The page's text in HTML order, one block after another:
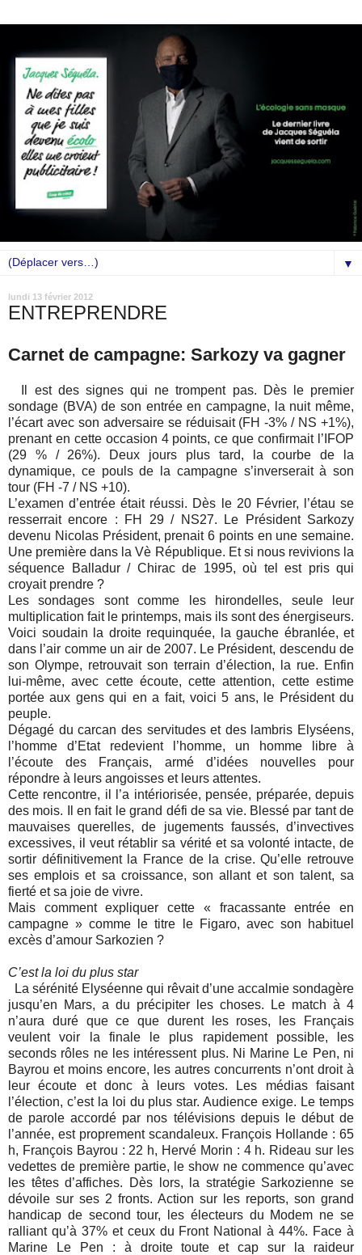
▼
lundi 13 février 2012
ENTREPRENDRE
Carnet de campagne: Sarkozy va gagner
Il est des signes qui ne trompent pas. Dès le premier
sondage (BVA) de son entrée en campagne, la nuit même,
l’écart avec son adversaire se réduisait (FH -3% / NS +1%),
prenant en cette occasion 4 points, ce que confirmait l’IFOP
(29 % / 26%). Deux jours plus tard, la courbe de la
dynamique, ce pouls de la campagne s’inverserait à son
tour (FH -7 / NS +10).
L’examen d’entrée était réussi. Dès le 20 Février, l’étau se
resserrait encore : FH 29 / NS27. Le Président Sarkozy
devenu Nicolas Président, prenait 6 points en une semaine.
Une première dans la Vè République. Et si nous revivions la
séquence Balladur / Chirac de 1995, où tel est pris qui
croyait prendre ?
Les sondages sont comme les hirondelles, seule leur
multiplication fait le printemps, mais ils sont des énergiseurs.
Voici soudain la droite requinquée, la gauche ébranlée, et
dans l’air comme un air de 2007. Le Président, descendu de
son Olympe, retrouvait son terrain d’élection, la rue. Enfin
lui-même, avec cette écoute, cette attention, cette estime
portée aux gens qui en a fait, voici 5 ans, le Président du
peuple.
Dégagé du carcan des servitudes et des lambris Elyséens,
l’homme d’Etat redevient l’homme, un homme libre à
l’écoute des Français, armé d’idées nouvelles pour
répondre à leurs angoisses et leurs attentes.
Cette rencontre, il l’a intériorisée, pensée, préparée, depuis
des mois. Il en fait le grand défi de sa vie. Blessé par tant de
mauvaises querelles, de jugements faussés, d’invectives
excessives, il veut rétablir sa vérité et sa volonté intacte, de
sortir définitivement la France de la crise. Qu’elle retrouve
ses emplois et sa croissance, son allant et son talent, sa
fierté et sa joie de vivre.
Mais comment expliquer cette « fracassante entrée en
campagne » comme le titre le Figaro, avec son habituel
excès d’amour Sarkozien ?
C’est la loi du plus star
La sérénité Elyséenne qui rêvait d’une accalmie sondagère
jusqu’en Mars, a du précipiter les choses. Le match à 4
n’aura duré que ce que durent les roses, les Français
veulent voir la finale le plus rapidement possible, les
seconds rôles ne les intéressent plus. Ni Marine Le Pen, ni
Bayrou et moins encore, les autres concurrents n’ont droit à
leur écoute et donc à leurs votes. Les médias faisant
l’élection, c’est la loi du plus star. Audience exige. Le temps
de parole accordé par nos télévisions depuis le début de
l’année, est proprement scandaleux. François Hollande : 65
h, François Bayrou : 22 h, Hervé Morin : 4 h. Rideau sur les
vedettes de première partie, le show ne commence qu’avec
les têtes d’affiches. Dès lors, la stratégie Sarkozienne se
dévoile sur ses 2 fronts. Action sur les reports, son grand
handicap de second tour, les électeurs du Modem ne se
ralliant qu’à 37% et ceux du Front National à 44%. Face à
Marine Le Pen : à droite toute et cap sur la raideur